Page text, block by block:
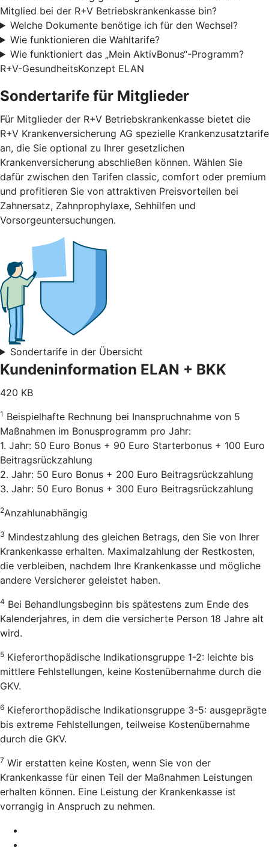
Mitglied bei der R+V Betriebskrankenkasse bin?
Welche Dokumente benötige ich für den Wechsel?
Wie funktionieren die Wahltarife?
Wie funktioniert das „Mein AktivBonus“-Programm?
R+V-GesundheitsKonzept ELAN
Sondertarife für Mitglieder
Für Mitglieder der R+V Betriebskrankenkasse bietet die
R+V Krankenversicherung AG spezielle Krankenzusatztarife
an, die Sie optional zu Ihrer gesetzlichen
Krankenversicherung abschließen können. Wählen Sie
dafür zwischen den Tarifen classic, comfort oder premium
und profitieren Sie von attraktiven Preisvorteilen bei
Zahnersatz, Zahnprophylaxe, Sehhilfen und
Vorsorgeuntersuchungen.
Sondertarife in der Übersicht
Kundeninformation ELAN + BKK
420 KB
1 Beispielhafte Rechnung bei Inanspruchnahme von 5
Maßnahmen im Bonusprogramm pro Jahr:
1. Jahr: 50 Euro Bonus + 90 Euro Starterbonus + 100 Euro
Beitragsrückzahlung
2. Jahr: 50 Euro Bonus + 200 Euro Beitragsrückzahlung
3. Jahr: 50 Euro Bonus + 300 Euro Beitragsrückzahlung
2Anzahlunabhängig
3 Mindestzahlung des gleichen Betrags, den Sie von Ihrer
Krankenkasse erhalten. Maximalzahlung der Restkosten,
die verbleiben, nachdem Ihre Krankenkasse und mögliche
andere Versicherer geleistet haben.
4 Bei Behandlungsbeginn bis spätestens zum Ende des
Kalenderjahres, in dem die versicherte Person 18 Jahre alt
wird.
5 Kieferorthopädische Indikationsgruppe 1-2: leichte bis
mittlere Fehlstellungen, keine Kostenübernahme durch die
GKV.
6 Kieferorthopädische Indikationsgruppe 3-5: ausgeprägte
bis extreme Fehlstellungen, teilweise Kostenübernahme
durch die GKV.
7 Wir erstatten keine Kosten, wenn Sie von der
Krankenkasse für einen Teil der Maßnahmen Leistungen
erhalten können. Eine Leistung der Krankenkasse ist
vorrangig in Anspruch zu nehmen.